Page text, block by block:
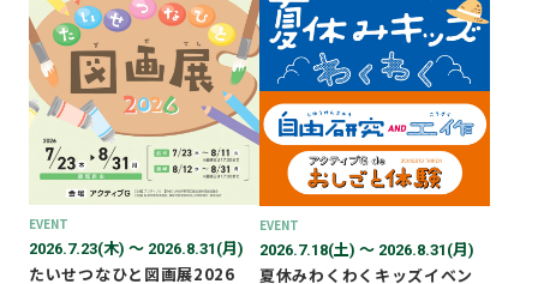
EVENT
2026.7.23(木) 〜 2026.8.31(月)
たいせつなひと図画展2026
EVENT
2026.7.18(土) 〜 2026.8.31(月)
夏休みわくわくキッズイベン